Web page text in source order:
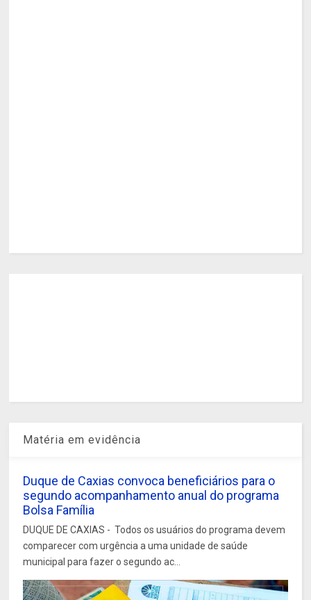
Matéria em evidência
Duque de Caxias convoca beneficiários para o
segundo acompanhamento anual do programa
Bolsa Família
DUQUE DE CAXIAS - Todos os usuários do programa devem
comparecer com urgência a uma unidade de saúde
municipal para fazer o segundo ac...